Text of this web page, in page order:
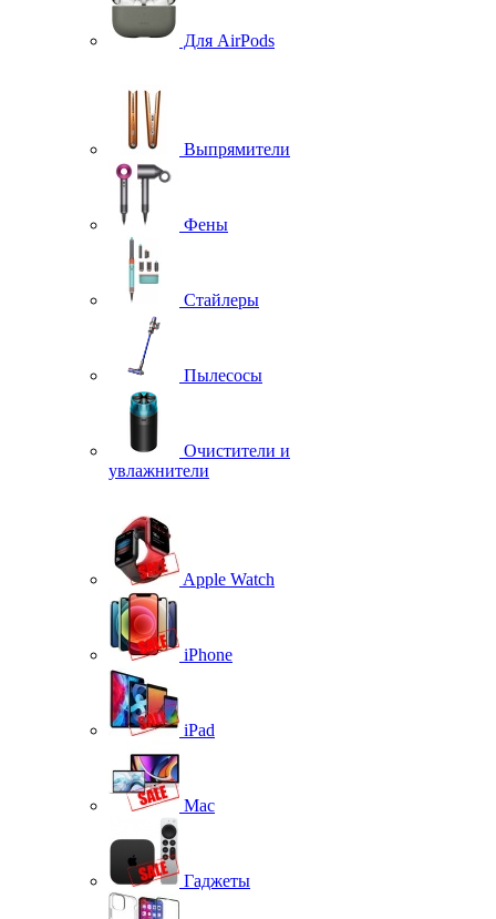
Для AirPods
Выпрямители
Фены
Стайлеры
Пылесосы
Очистители и
увлажнители
Apple Watch
iPhone
iPad
Mac
Гаджеты